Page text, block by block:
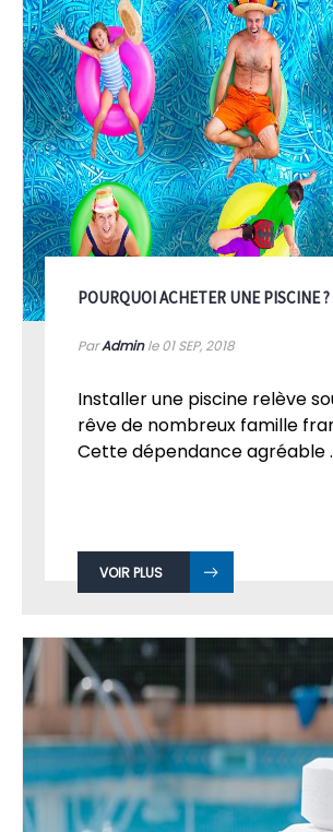
POURQUOI ACHETER UNE PISCINE ?
ParAdminle 01SEP, 2018
Installer une piscine relève
rêve de nombreux famille
Cette dépendance agréable
VOIR PLUS